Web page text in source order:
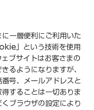
一層便利にご利用いた
」という技術を使用
ブサイトはお客さまの
るようになりますが、
号、メールアドレスと
することは一切ありま
ブラウザの設定により